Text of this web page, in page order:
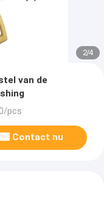
2/4
van de
pcs
Contact nu